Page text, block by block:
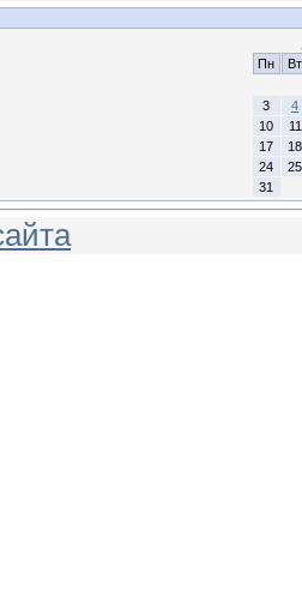
Пн
Вт
3
4
10
11
17
18
24
25
31